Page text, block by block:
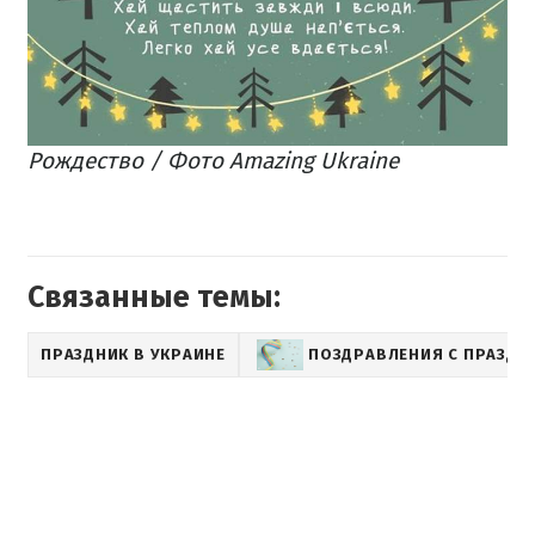
Рождество / Фото Amazing Ukraine
Связанные темы:
ПРАЗДНИК В УКРАИНЕ ПОЗДРАВЛЕНИЯ С